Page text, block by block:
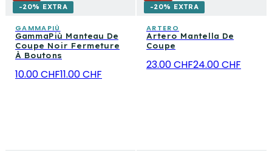
-20% EXTRA
GAMMAPIÙ
GammaPiù Manteau De
Coupe Noir Fermeture
À Boutons
10.00 CHF11.00 CHF
-20% EXTRA
ARTERO
Artero Mantella De
Coupe
23.00 CHF24.00 CHF